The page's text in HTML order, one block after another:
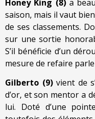
Honey King (8) a
saison, mais il vaut
de ses classements.
sur une sortie
S’il bénéficie d’un
mesure de refaire
Gilberto (9) vient de
d’or, et son mentor a
lui. Doté d’une